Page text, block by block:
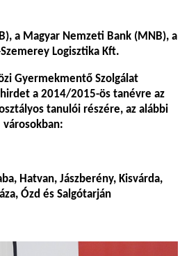
a Magyar Nemzeti Bank (MNB), a
Logisztika Kft.
Gyermekmentő Szolgálat
a 2014/2015-ös tanévre az
tanulói részére, az alábbi
városokban:
Hatvan, Jászberény, Kisvárda,
Ózd és Salgótarján